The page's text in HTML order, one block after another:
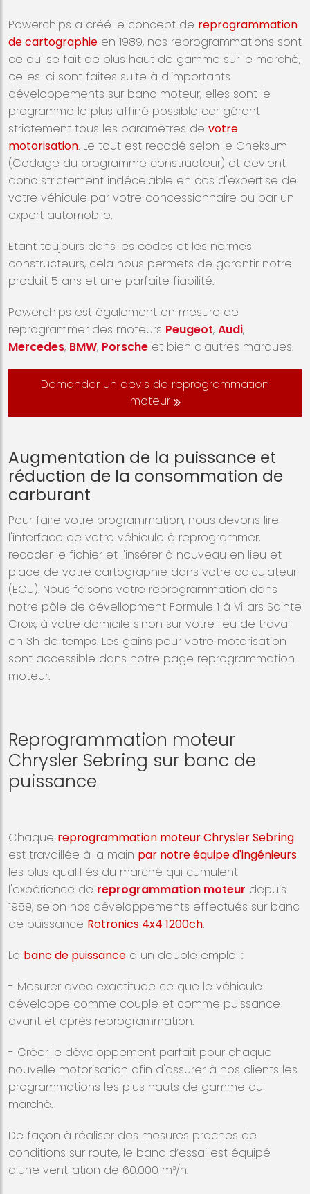
Powerchips a créé le concept de reprogrammation
de cartographie en 1989, nos reprogrammations sont
ce qui se fait de plus haut de gamme sur le marché,
celles-ci sont faites suite à d'importants
développements sur banc moteur, elles sont le
programme le plus affiné possible car gérant
strictement tous les paramètres de votre
motorisation. Le tout est recodé selon le Cheksum
(Codage du programme constructeur) et devient
donc strictement indécelable en cas d'expertise de
votre véhicule par votre concessionnaire ou par un
expert automobile.
Etant toujours dans les codes et les normes
constructeurs, cela nous permets de garantir notre
produit 5 ans et une parfaite fiabilité.
Powerchips est également en mesure de
reprogrammer des moteurs Peugeot, Audi,
Mercedes, BMW, Porsche et bien d'autres marques.
Demander un devis de reprogrammation
moteur
Augmentation de la puissance et
réduction de la consommation de
carburant
Pour faire votre programmation, nous devons lire
l'interface de votre véhicule à reprogrammer,
recoder le fichier et l'insérer à nouveau en lieu et
place de votre cartographie dans votre calculateur
(ECU). Nous faisons votre reprogrammation dans
notre pôle de dévellopment Formule 1 à Villars Sainte
Croix, à votre domicile sinon sur votre lieu de travail
en 3h de temps. Les gains pour votre motorisation
sont accessible dans notre page reprogrammation
moteur.
Reprogrammation moteur
Chrysler Sebring sur banc de
puissance
Chaque reprogrammation moteur Chrysler Sebring
est travaillée à la main par notre équipe d'ingénieurs
les plus qualifiés du marché qui cumulent
l'expérience de reprogrammation moteur depuis
1989, selon nos développements effectués sur banc
de puissance Rotronics 4x4 1200ch.
Le banc de puissance a un double emploi :
- Mesurer avec exactitude ce que le véhicule
développe comme couple et comme puissance
avant et après reprogrammation.
- Créer le développement parfait pour chaque
nouvelle motorisation afin d'assurer à nos clients les
programmations les plus hauts de gamme du
marché.
De façon à réaliser des mesures proches de
conditions sur route, le banc d’essai est équipé
d’une ventilation de 60.000 m³/h.